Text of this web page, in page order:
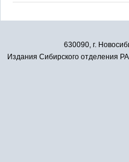
630090, г.
Издания Сибирского отделения